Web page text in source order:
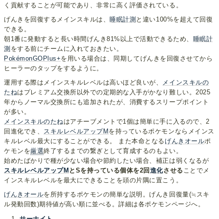
く貢献することが可能であり、非常に高く評価されている。
げんきを回復するメインスキルは、 睡眠計測 と違い100%を超えて回復
できる。
朝1番に発動すると長い時間げんき81%以上で活動できるため、 睡眠計
測 をする前にチームに入れておきたい。
PokémonGOPlus+を用いる場合は、同期してげんきを回復させてから
ヒーラーのタップをするように。
運用する際はメインスキルレベルは高いほど良いが、
メインスキルの
たねはプレミアム交換所以外での定期的な入手がかなり難しい。2025
年からノーマル交換所にも追加されたが、消費するスリープポイント
が多い。
メインスキルのたねはアチーブメントで1個は簡単に手に入るので、2
回進化でき、 スキルレベルアップM を持っているポケモンならメインス
キルレベル最大にすることができる。 また本命となるげんきオールポ
ケモンを厳選終了するまでの繋ぎとして育成するのもよい。
始めたばかりで種が少ない場合や節約したい場合、補正は弱くなるが
スキルレベルアップM とSを持っている個体を2回 進化させる ことでメ
インスキルレベルを最大にできることを頭の片隅に置こう。
げんきオールを所持するポケモンの簡単な説明。げんき回復量(≒スキ
ル発動回数)期待値が高い順に並べる。詳細は各ポケモンページへ。